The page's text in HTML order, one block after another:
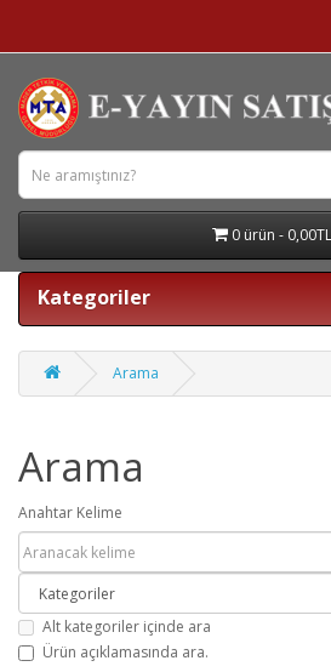
0 ürün - 0,00TL
Kategoriler
Arama
Arama
Anahtar Kelime
Alt kategoriler içinde ara
Ürün açıklamasında ara.